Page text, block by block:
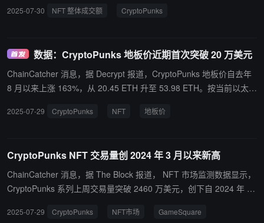
2025-07-30 NFT 整体成交额 CryptoPunks
数据：CryptoPunks 地板价近期首次突破 20 万美元
ChainCatcher 消息，据 Decrypt 报道，CryptoPunks 地板价自去年
8 月以来上涨 163%，从 20.45 ETH 升至 53.98 ETH。按当前以太坊
月 8 日以来最高。此次上涨始于上周某地址一次性扫货 45 枚 Crypto
动其链上头部 NFT 项目上涨。
2025-07-29 CryptoPunks NFT 地板价
CryptoPunks NFT 交易量创 2024 年 3 月以来新高
ChainCatcher 消息，据 The Block 报道， NFT 市场监测数据显示，
CryptoPunks 系列上周交易量突破 2460 万美元，创下自 2024 年 3
着价格指标全面上涨：底价从 40 ETH 攀升至 47.5 ETH ，平均售价
2025-07-29 CryptoPunks NFT市场 GameSquare